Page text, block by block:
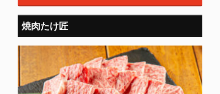
焼肉たけ匠